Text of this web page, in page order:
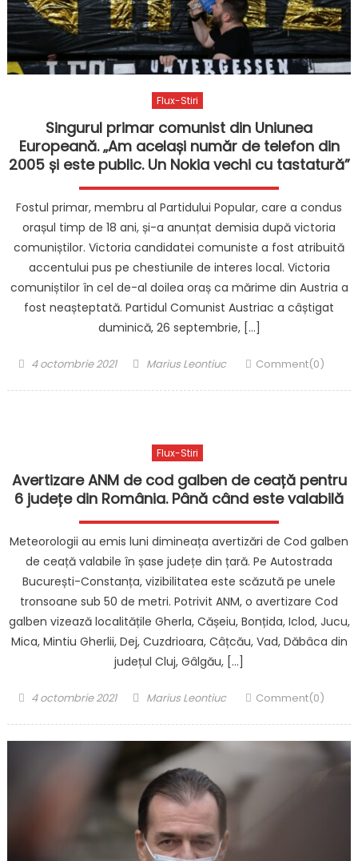
Flux-Stiri
Singurul primar comunist din Uniunea
Europeană. „Am același număr de telefon din
2005 și este public. Un Nokia vechi cu tastatură”
Fostul primar, membru al Partidului Popular, care a condus
orașul timp de 18 ani, și-a anunțat demisia după victoria
comuniștilor. Victoria candidatei comuniste a fost atribuită
accentului pus pe chestiunile de interes local. Victoria
comuniștilor în cel de-al doilea oraș ca mărime din Austria a
fost neașteptată. Partidul Comunist Austriac a câștigat
duminică, 26 septembrie, […]
Posted
4 octombrie 2021 Author
Marius Leontiuc Comment(0)
Flux-Stiri
Avertizare ANM de cod galben de ceață pentru
6 județe din România. Până când este valabilă
Meteorologii au emis luni dimineața avertizări de Cod galben
de ceață valabile în șase județe din țară. Pe Autostrada
București-Constanța, vizibilitatea este scăzută pe unele
tronsoane sub 50 de metri. Potrivit ANM, o avertizare Cod
galben vizează localitățile Gherla, Cășeiu, Bonțida, Iclod, Jucu,
Mica, Mintiu Gherlii, Dej, Cuzdrioara, Câțcău, Vad, Dăbâca din
județul Cluj, Gâlgău, […]
Posted
4 octombrie 2021 Author
Marius Leontiuc Comment(0)